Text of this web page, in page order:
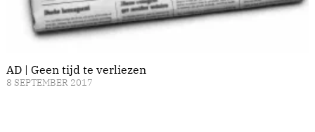
AD | Geen tijd te verliezen
8 SEPTEMBER 2017